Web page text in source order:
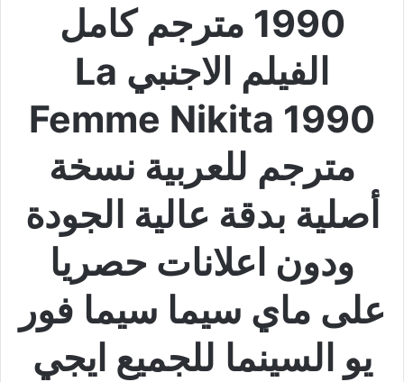
1990 مترجم كامل
الفيلم الاجنبي La
Femme Nikita 1990
مترجم للعربية نسخة
أصلية بدقة عالية الجودة
ودون اعلانات حصريا
على ماي سيما سيما فور
يو السينما للجميع ايجي